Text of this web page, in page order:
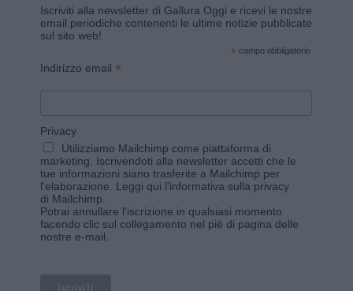
Iscriviti alla newsletter di Gallura Oggi e ricevi le nostre
email periodiche contenenti le ultime notizie pubblicate
sul sito web!
* campo obbligatorio
Indirizzo email *
Privacy
Utilizziamo Mailchimp come piattaforma di
marketing. Iscrivendoti alla newsletter accetti che le
tue informazioni siano trasferite a Mailchimp per
l'elaborazione. Leggi qui l'informativa sulla privacy
di Mailchimp
Potrai annullare l'iscrizione in qualsiasi momento
facendo clic sul collegamento nel piè di pagina delle
nostre e-mail.